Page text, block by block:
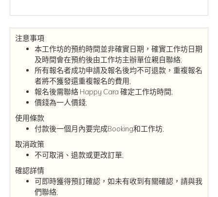
注意事項
本工作坊的預約時間並非確實日期，確實工作坊日期
及時間會在預約後由工作坊主辦單位親自聯絡;
所有報名者成功申請及報名後均不可退款，重複報名
者將不獲發還重複報名的費用;
報名後需聯絡 Happy Cara 確定工作坊時間;
價錢為一人價錢;
使用條款
付款後一個月內要完成Booking和工作坊;
取消政策
不可取消、退款或更改訂單;
確認詳情
可即時獲得預訂確認，如未有收到有關確認，請與我
們聯絡;